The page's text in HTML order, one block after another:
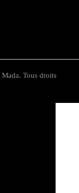
Tous droits